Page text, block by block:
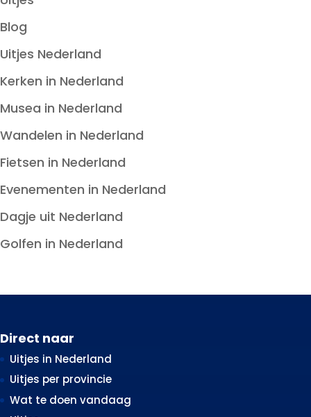
Blog
Uitjes Nederland
Kerken in Nederland
Musea in Nederland
Wandelen in Nederland
Fietsen in Nederland
Evenementen in Nederland
Dagje uit Nederland
Golfen in Nederland
Direct naar
Uitjes in Nederland
Uitjes per provincie
Wat te doen vandaag